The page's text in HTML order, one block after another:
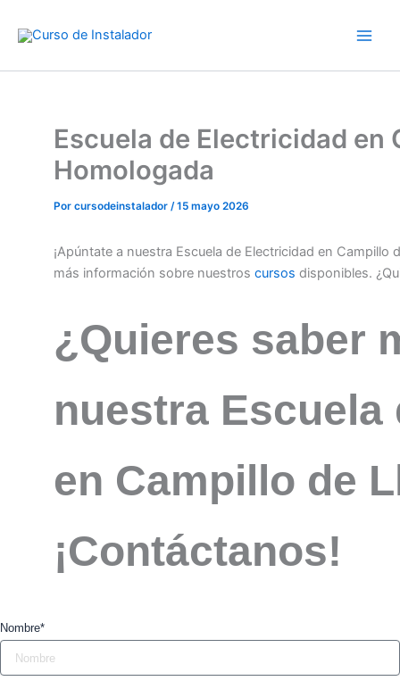
Escuela de Electricidad en
Homologada
Por cursodeinstalador /15 mayo 2026
¡Apúntate a nuestra Escuela de Electricidad en Campillo
más información sobre nuestros cursos disponibles.
¿Quieres saber
nuestra
en Campillo de
¡Contáctanos!
Nombre*